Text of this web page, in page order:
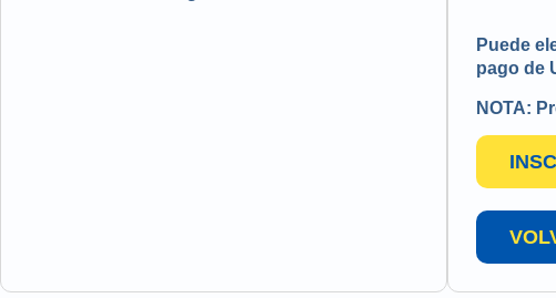
Puede
pago de
NOTA: